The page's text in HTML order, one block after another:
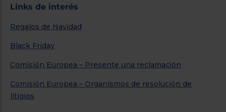
Links de interés
Regalos de Navidad
Black Friday
Comisión Europea – Presente una reclamación
Comisión Europea – Organismos de resolución de
litigios